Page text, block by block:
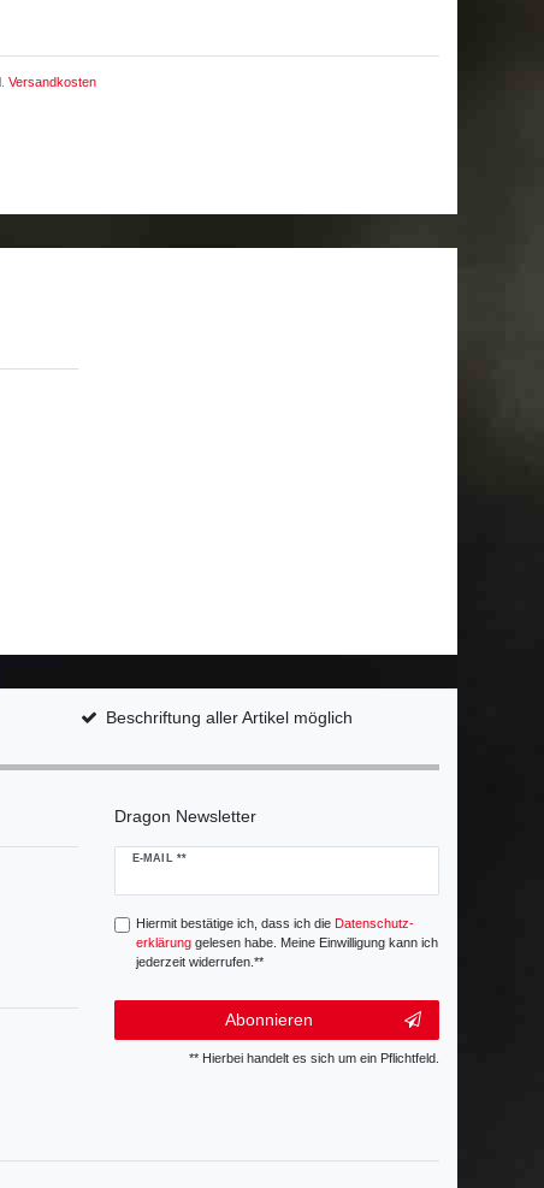
Versandkosten
Beschriftung aller Artikel möglich
Dragon Newsletter
E-MAIL **
Newsletter
Hiermit bestätige ich, dass ich die Daten­schutz­
erklärunggelesen habe. Meine Einwilligung kann ich
jederzeit widerrufen.**
Abonnieren
** Hierbei handelt es sich um ein Pflichtfeld.